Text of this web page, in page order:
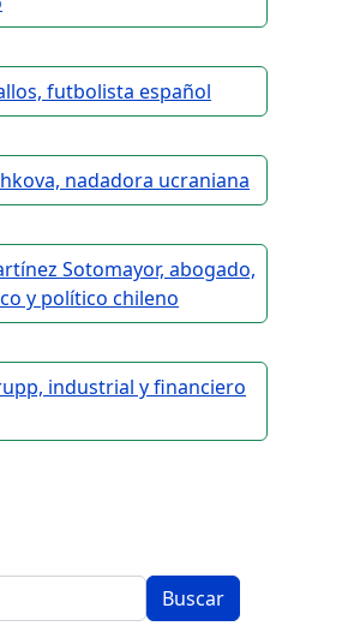
futbolista español
nadadora ucraniana
Sotomayor, abogado,
y político chileno
industrial y financiero